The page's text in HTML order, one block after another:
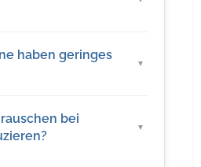
haben geringes
bei